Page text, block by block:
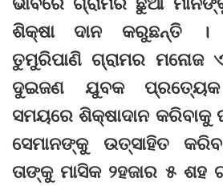
ଶିକ୍ଷା ଦାନ କରୁଛନ୍ତି ।
ତୁମୁରିପାଣି ଗ୍ରାମର ମନୋଜ
ଦୁଇଜଣ ଯୁବକ
ସମୟରେ ଶିକ୍ଷାଦାନ କରିବାକୁ
ସେମାନଙ୍କୁ ଉତ୍ସାହିତ
ତାଙ୍କୁ ମାସିକ ୨ହଜାର ୫ ଶହ